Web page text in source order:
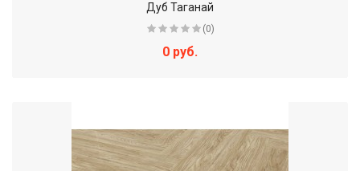
Дуб Таганай
(0)
0 руб.